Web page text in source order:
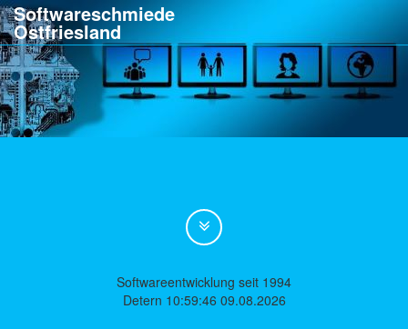
Softwareschmiede
Ostfriesland
Softwareentwicklung seit 1994
Detern 10:59:46 09.08.2026